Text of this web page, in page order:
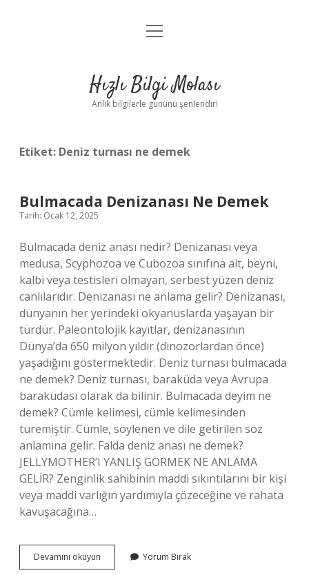
Anasayfa
Yasal Uyarı
menüyü
Hızlı Bilgi Molası
Anlık bilgilerle gününü şenlendir!
Etiket: Deniz turnası ne demek
Bulmacada Denizanası Ne Demek
Tarih: Ocak 12, 2025
Bulmacada deniz anası nedir? Denizanası veya
medusa, Scyphozoa ve Cubozoa sınıfına ait, beyni,
kalbi veya testisleri olmayan, serbest yüzen deniz
canlılarıdır. Denizanası ne anlama gelir? Denizanası,
dünyanın her yerindeki okyanuslarda yaşayan bir
türdür. Paleontolojik kayıtlar, denizanasının
Dünya’da 650 milyon yıldır (dinozorlardan önce)
yaşadığını göstermektedir. Deniz turnası bulmacada
ne demek? Deniz turnası, baraküda veya Avrupa
baraküdası olarak da bilinir. Bulmacada deyim ne
demek? Cümle kelimesi, cümle kelimesinden
türemiştir. Cümle, söylenen ve dile getirilen söz
anlamına gelir. Falda deniz anası ne demek?
JELLYMOTHER’I YANLIŞ GÖRMEK NE ANLAMA
GELİR? Zenginlik sahibinin maddi sıkıntılarını bir kişi
veya maddi varlığın yardımıyla çözeceğine ve rahata
kavuşacağına…
Devamını okuyun Bulmacada
Denizanası
Yorum Bırak